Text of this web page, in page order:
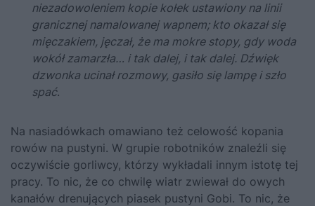
niezadowoleniem kopie kołek ustawiony na linii
granicznej namalowanej wapnem; kto okazał się
mięczakiem, jęczał, że ma mokre stopy, gdy woda
wokół zamarzła… i tak dalej, i tak dalej. Dźwięk
dzwonka ucinał rozmowy, gasiło się lampę i szło
spać.
Na nasiadówkach omawiano też celowość kopania
rowów na pustyni. W grupie robotników znaleźli się
oczywiście gorliwcy, którzy wykładali innym istotę tej
pracy. To nic, że co chwilę wiatr zwiewał do owych
kanałów drenujących piasek pustyni Gobi. To nic, że